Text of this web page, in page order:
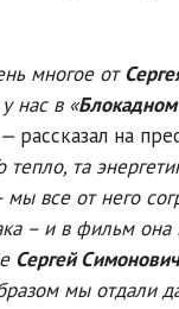
многое от
нас в «
— рассказал на
тепло, та
все от него
– и в фильм она
Сергей
мы отдали